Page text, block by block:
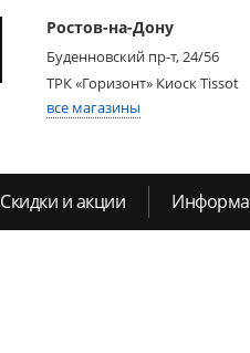
Ростов-на-Дону
Буденновский пр-т, 24/56
ТРК «Горизонт» Киоск Tissot
все магазины
Скидки и акции